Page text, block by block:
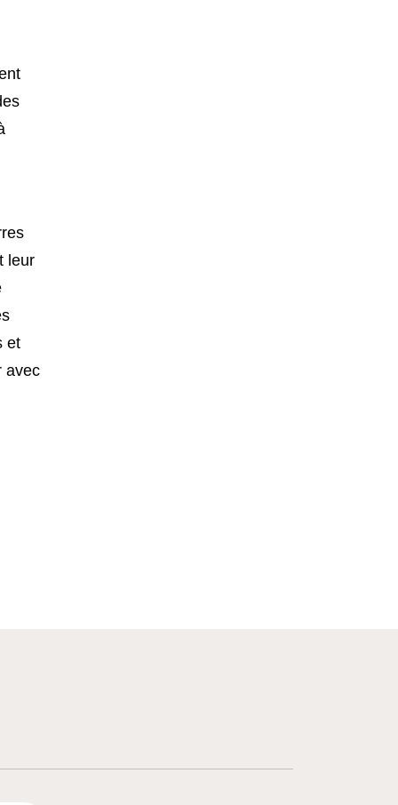
leur
et
avec